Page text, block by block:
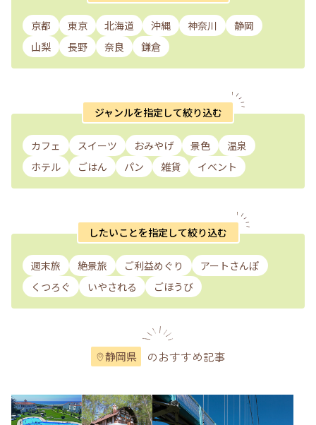
京都 東京 北海道 沖縄 神奈川
静岡
山梨
長野 奈良 鎌倉
ジャンルを指定して絞り込む
カフェ スイーツ おみやげ 景色
温泉
ホテル
ごはん パン 雑貨 イベント
したいことを指定して絞り込む
週末旅 絶景旅 ご利益めぐり
アートさんぽ
くつろぐ
いやされる ごほうび
静岡県 のおすすめ記事